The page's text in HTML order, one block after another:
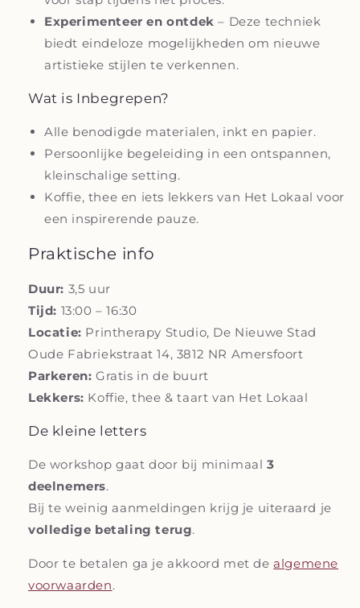
Experimenteer en ontdek – Deze techniek
biedt eindeloze mogelijkheden om nieuwe
artistieke stijlen te verkennen.
Wat is Inbegrepen?
Alle benodigde materialen, inkt en papier.
Persoonlijke begeleiding in een ontspannen,
kleinschalige setting.
Koffie, thee en iets lekkers van Het Lokaal voor
een inspirerende pauze.
Praktische info
Duur: 3,5 uur
Tijd: 13:00 – 16:30
Locatie: Printherapy Studio, De Nieuwe Stad
Oude Fabriekstraat 14, 3812 NR Amersfoort
Parkeren: Gratis in de buurt
Lekkers: Koffie, thee & taart van Het Lokaal
De kleine letters
De workshop gaat door bij minimaal 3
deelnemers.
Bij te weinig aanmeldingen krijg je uiteraard je
volledige betaling terug.
Door te betalen ga je akkoord met dealgemene
voorwaarden.